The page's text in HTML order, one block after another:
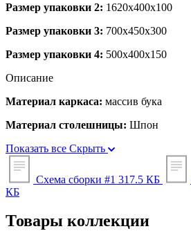
Размер упаковки 2: 1620x400x100
Размер упаковки 3: 700x450x300
Размер упаковки 4: 500x400x150
Описание
Материал каркаса: массив бука
Материал столешницы: Шпон
Показать все Скрыть
Схема сборки #1 317.5 КБ
КБ
Товары коллекции